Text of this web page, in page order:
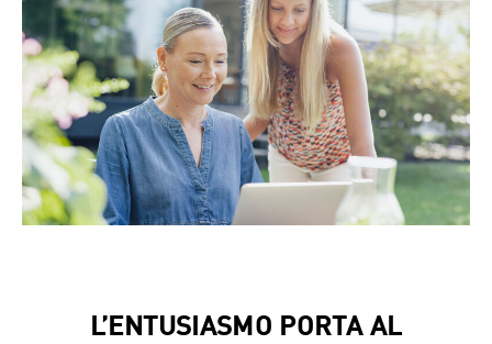
L’ENTUSIASMO PORTA AL